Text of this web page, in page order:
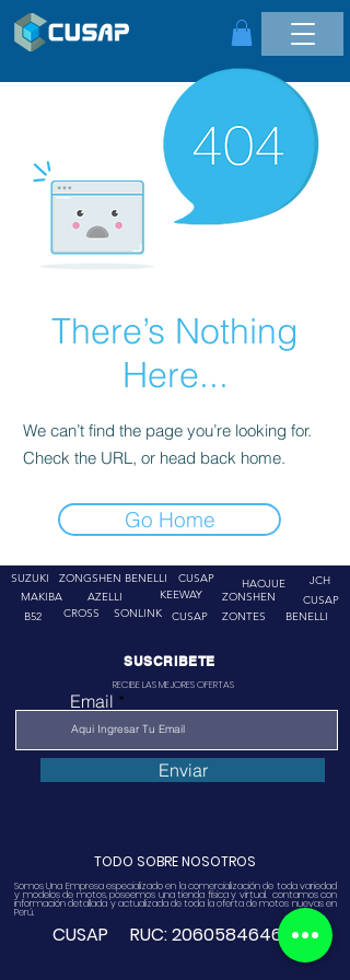
There’s Nothing
Here...
We can’t find the page you’re looking for.
Check the URL, or head back home.
Go Home
SUZUKI
ZONGSHEN
MAKIBA
AZELLI
BENELLI
CUSAP
KEEWAY
B52
CROSS SONLINK CUSAP
HAOJUE
JCH
ZONSHEN
ZONTES
CUSAP
BENELLI
SUSCRIBETE
RECIBE LAS MEJORES OFERTAS
Email
Enviar
TODO SOBRE NOSOTROS
Somos Una Empresa especializado en la comercialización de toda variedad
y modelos de motos, poseemos una tienda física y virtual. contamos con
información detallada y actualizada de toda la oferta de motos nuevas en
Perú.
CUSAP RUC:20605846468